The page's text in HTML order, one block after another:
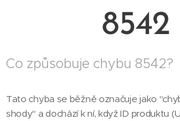
8542
Co způsobuje chybu 8542?
Tato chyba se běžně označuje jako
shody" a dochází k ní, když ID produktu